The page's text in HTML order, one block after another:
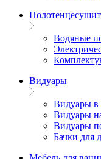
Водяные
Видуары
Видуары в
Видуары
Видуары
Бачки для